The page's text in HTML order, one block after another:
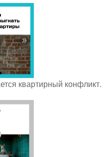
квартирный конфликт.